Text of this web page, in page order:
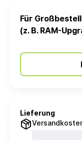
Für
(z. B. RAM-
Lieferung